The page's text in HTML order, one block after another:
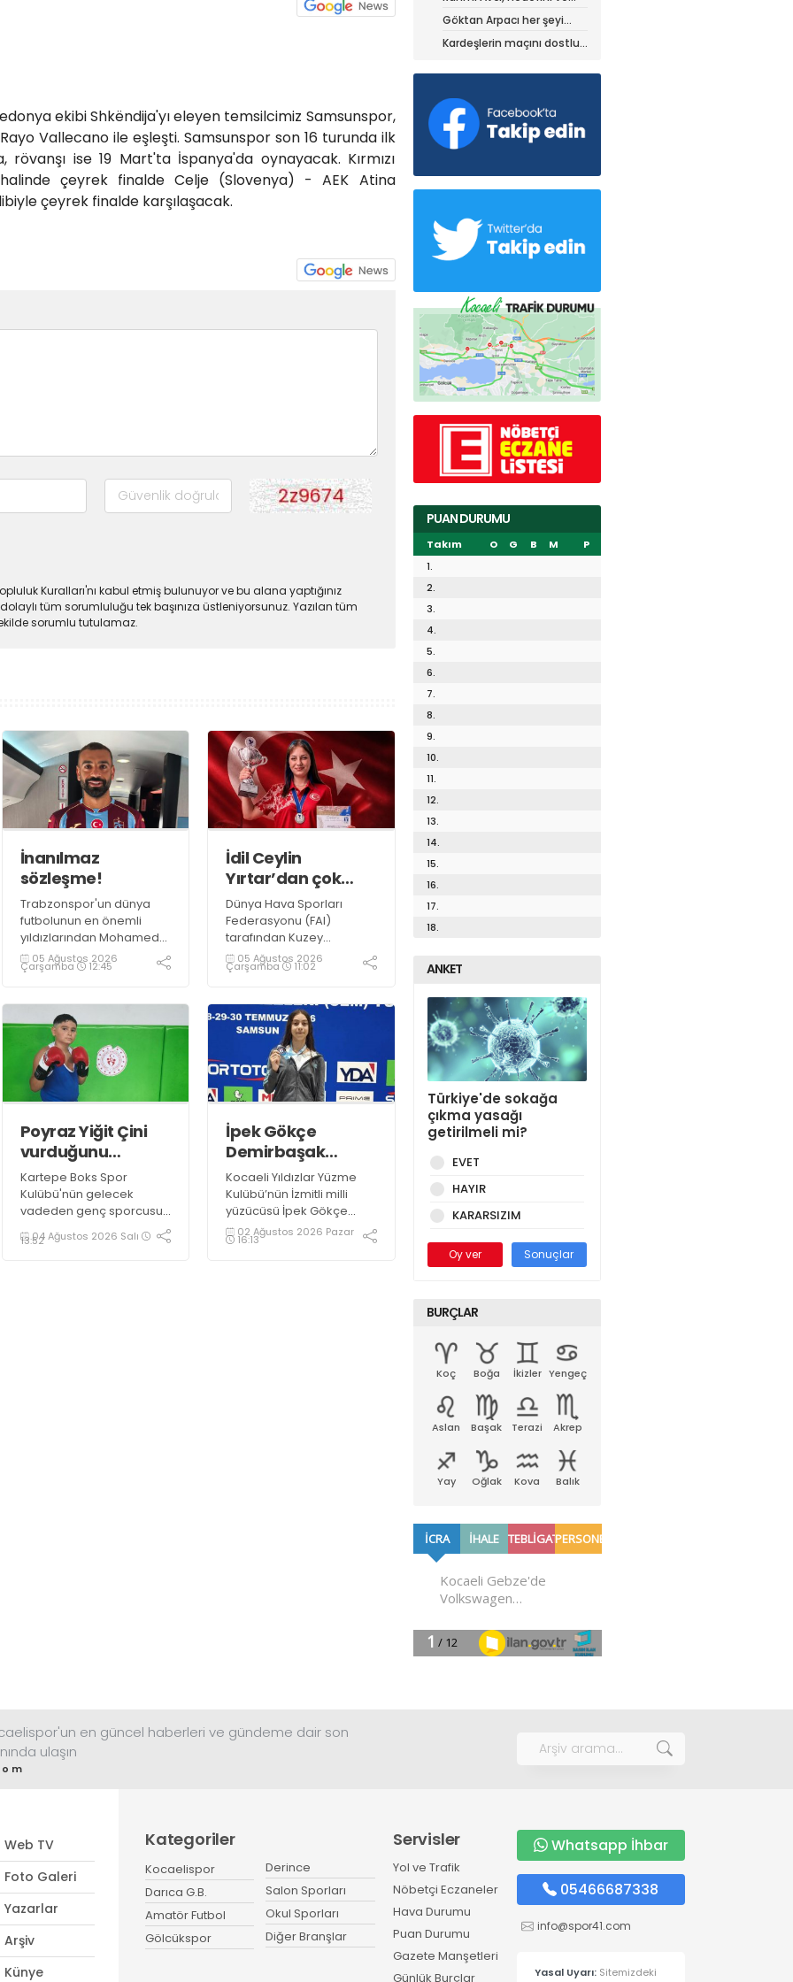
ekibi Shkëndija'yı eleyen temsilcimiz Samsunspor,
Vallecano ile eşleşti. Samsunspor son 16 turunda ilk
rövanşı ise 19 Mart'ta İspanya'da oynayacak. Kırmızı
çeyrek finalde Celje (Slovenya) - AEK Atina
çeyrek finalde karşılaşacak.
Kuralları'nı kabul etmiş bulunuyor ve bu alana yaptığınız
tüm sorumluluğu tek başınıza üstleniyorsunuz. Yazılan tüm
sorumlu tutulamaz.
İnanılmaz
sözleşme!
Trabzonspor'un dünya
futbolunun en önemli
yıldızlarından Mohamed
Salah ile anlaşmaya
vardı.
05 Ağustos 2026
Çarşamba 12:45
İdil Ceylin
Yırtar’dan çok
büyük başarı
Dünya Hava Sporları
Federasyonu (FAI)
tarafından Kuzey
Makedonya’nın Prilep
kentinde düzenlenen
Şampiyonası’nda ülkemizi
temsil eden millî
sporcumuz İdil Ceylin
YIRTAR, büyük bir başarıya
imza atarak Dünya ikincisi
oldu.
05 Ağustos 2026
Çarşamba 11:02
Poyraz Yiğit Çini
vurduğunu
indiriyor!
Kartepe Boks Spor
Kulübü'nün gelecek
vadeden genç sporcusu
Poyraz Yiğit Çini, 2027
Türkiye Boks Şampiyonası
04 Ağustos 2026 Salı
13:52
İpek Gökçe
Demirbaşak
gururumuz oldu!
Kocaeli Yıldızlar Yüzme
Kulübü’nün İzmitli milli
yüzücüsü İpek Gökçe
Demirbaşak 14 yaşında
olmasına rağmen müthiş
02 Ağustos 2026 Pazar
16:13
stratejisini paylaştı
Göktan Arpacı her şeyi
yaptı, ama?
Kardeşlerin maçını dostluk
PUAN DURUMU
Takım O G B M
P
1.
2.
3.
4.
5.
6.
7.
8.
9.
10.
11.
12.
13.
14.
15.
16.
17.
18.
ANKET
Türkiye'de sokağa
çıkma yasağı
getirilmeli mi?
EVET
HAYIR
KARARSIZIM
Oy ver Sonuçlar
BURÇLAR
Koç Boğa İkizler Yengeç
Aslan Başak Terazi Akrep
Yay Oğlak Kova Balık
en güncel haberleri ve gündeme dair son
ulaşın
Web TV
Foto Galeri
Yazarlar
Arşiv
Künye
Kategoriler
Kocaelispor
Darıca G.B.
Amatör Futbol
Gölcükspor
Derince
Salon Sporları
Okul Sporları
Diğer Branşlar
Servisler
Yol ve Trafik
Nöbetçi Eczaneler
Hava Durumu
Puan Durumu
Gazete Manşetleri
Günlük Burçlar
Whatsapp İhbar
05466687338
info@spor41.com
Yasal Uyarı: Sitemizdeki